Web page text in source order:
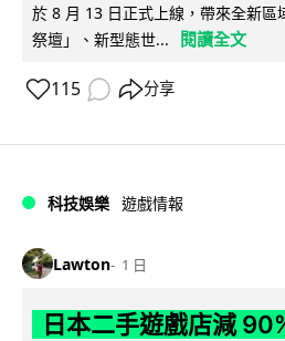
於 8 月 13 日正式上線，帶來全新區
祭壇」、新型態世...
閱讀全文
115 分享
科技娛樂 遊戲情報
Lawton 1 日
日本二手遊戲店減